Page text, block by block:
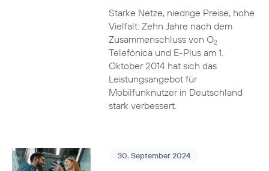
Starke Netze, niedrige Preise, hohe
Vielfalt: Zehn Jahre nach dem
Zusammenschluss von O2
Telefónica und E-Plus am 1.
Oktober 2014 hat sich das
Leistungsangebot für
Mobilfunknutzer in Deutschland
stark verbessert.
30. September 2024